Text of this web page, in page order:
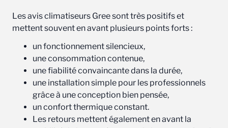
Les avis climatiseurs Gree sont très positifs et
mettent souvent en avant plusieurs points forts :
un fonctionnement silencieux,
une consommation contenue,
une fiabilité convaincante dans la durée,
une installation simple pour les professionnels
grâce à une conception bien pensée,
un confort thermique constant.
Les retours mettent également en avant la